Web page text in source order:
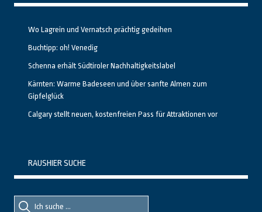
Wo Lagrein und Vernatsch prächtig gedeihen
Buchtipp: oh! Venedig
Schenna erhält Südtiroler Nachhaltigkeitslabel
Kärnten: Warme Badeseen und über sanfte Almen zum
Gipfelglück
Calgary stellt neuen, kostenfreien Pass für Attraktionen vor
RAUSHIER SUCHE
Suche
Suche